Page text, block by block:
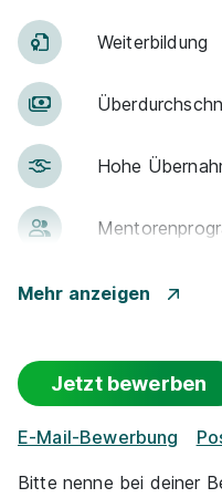
Weiter­bildung
Hohe
Betr.
Flexible
(Optionaler)
Mehr anzeigen
Jetzt bewerben
E-Mail-Bewerbung
Bitte nenne bei deiner